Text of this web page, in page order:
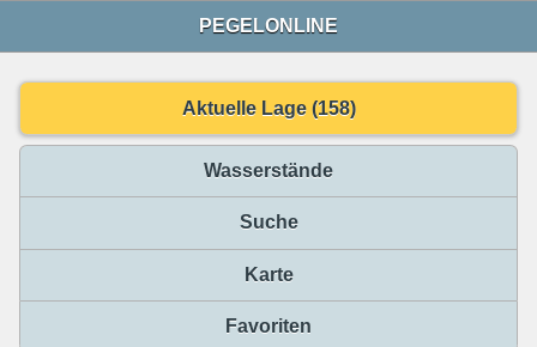
PEGELONLINE
Aktuelle Lage (158)
Wasserstände
Suche
Karte
Favoriten